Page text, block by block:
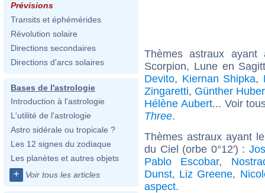
Prévisions
Transits et éphémérides
Révolution solaire
Directions secondaires
Directions d'arcs solaires
Bases de l'astrologie
Introduction à l'astrologie
L'utilité de l'astrologie
Astro sidérale ou tropicale ?
Les 12 signes du zodiaque
Les planètes et autres objets
+ Voir tous les articles
Thèmes astraux
Scorpion, Lune en
Devito, Kiernan Shipka,
Zingaretti, Günther Huber
Hélène Aubert... Voir
Three.
Thèmes astraux ayant
du Ciel (orbe 0°12') :
Pablo Escobar,
Dunst, Liz Greene,
aspect.